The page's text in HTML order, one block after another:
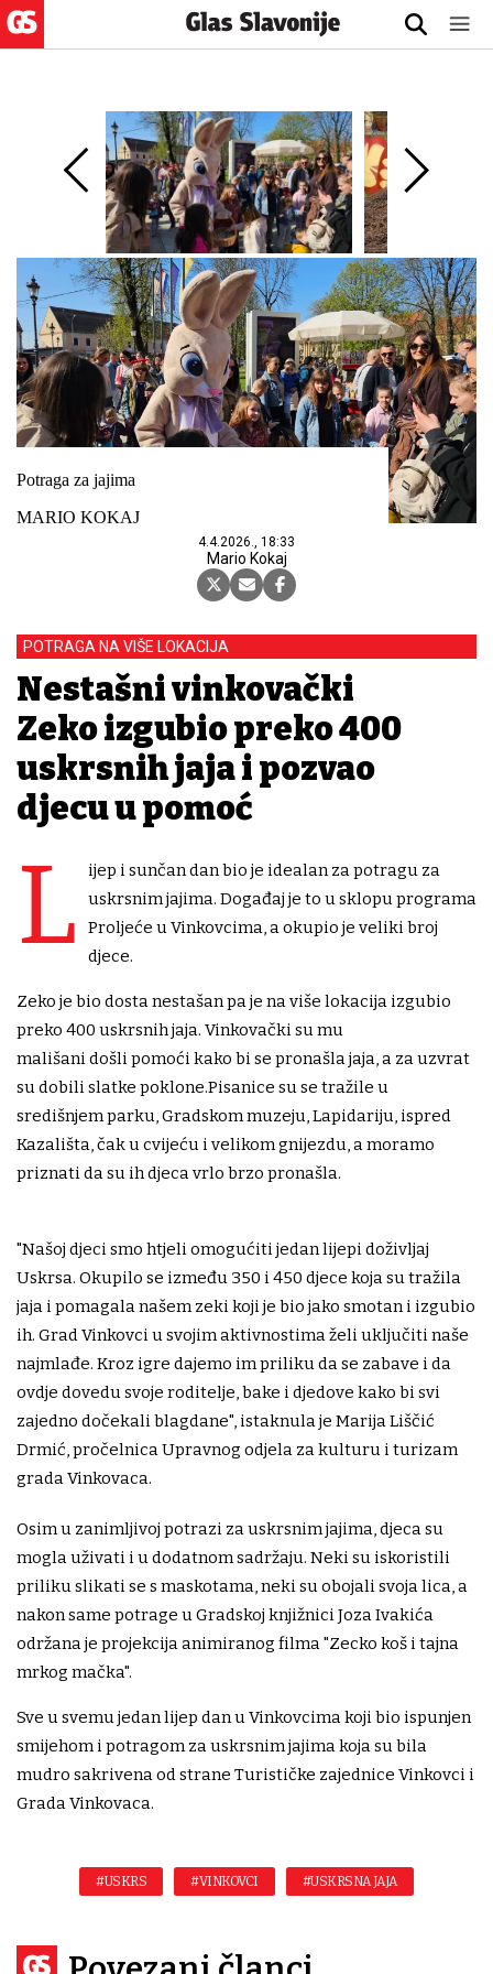
Potraga za jajima
MARIO KOKAJ
4.4.2026., 18:33
Mario Kokaj
POTRAGA NA VIŠE LOKACIJA
Nestašni vinkovački
Zeko izgubio preko 400
uskrsnih jaja i pozvao
djecu u pomoć
L
ijep i sunčan dan bio je idealan za potragu za
uskrsnim jajima. Događaj je to u sklopu programa
Proljeće u Vinkovcima, a okupio je veliki broj
djece.
Zeko je bio dosta nestašan pa je na više lokacija izgubio
preko 400 uskrsnih jaja. Vinkovački su mu
mališani došli pomoći kako bi se pronašla jaja, a za uzvrat
su dobili slatke poklone.Pisanice su se tražile u
središnjem parku, Gradskom muzeju, Lapidariju, ispred
Kazališta, čak u cvijeću i velikom gnijezdu, a moramo
priznati da su ih djeca vrlo brzo pronašla.
"Našoj djeci smo htjeli omogućiti jedan lijepi doživljaj
Uskrsa. Okupilo se između 350 i 450 djece koja su tražila
jaja i pomagala našem zeki koji je bio jako smotan i izgubio
ih. Grad Vinkovci u svojim aktivnostima želi uključiti naše
najmlađe. Kroz igre dajemo im priliku da se zabave i da
ovdje dovedu svoje roditelje, bake i djedove kako bi svi
zajedno dočekali blagdane", istaknula je Marija Liščić
Drmić, pročelnica Upravnog odjela za kulturu i turizam
grada Vinkovaca.
Osim u zanimljivoj potrazi za uskrsnim jajima, djeca su
mogla uživati i u dodatnom sadržaju. Neki su iskoristili
priliku slikati se s maskotama, neki su obojali svoja lica, a
nakon same potrage u Gradskoj knjižnici Joza Ivakića
održana je projekcija animiranog filma "Zecko koš i tajna
mrkog mačka".
Sve u svemu jedan lijep dan u Vinkovcima koji bio ispunjen
smijehom i potragom za uskrsnim jajima koja su bila
mudro sakrivena od strane Turističke zajednice Vinkovci i
Grada Vinkovaca.
#USKRS #VINKOVCI #USKRSNA JAJA